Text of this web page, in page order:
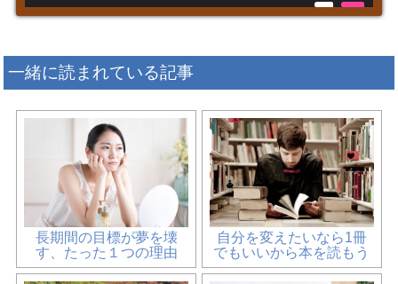
一緒に読まれている記事
長期間の目標が夢を壊
す、たった１つの理由
自分を変えたいなら1冊
でもいいから本を読もう